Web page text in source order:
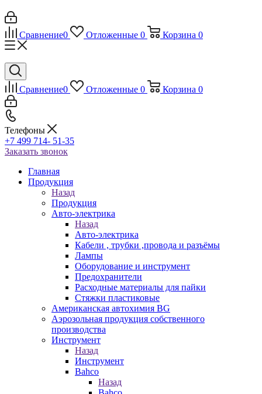
Сравнение0 Отложенные 0 Корзина 0
Сравнение0 Отложенные 0 Корзина 0
Телефоны
+7 499 714- 51-35
Заказать звонок
Главная
Продукция
Назад
Продукция
Авто-электрика
Назад
Авто-электрика
Кабели , трубки ,провода и разъёмы
Лампы
Оборудование и инструмент
Предохранители
Расходные материалы для пайки
Стяжки пластиковые
Американская автохимия BG
Аэрозольная продукция собственного
производства
Инструмент
Назад
Инструмент
Bahco
Назад